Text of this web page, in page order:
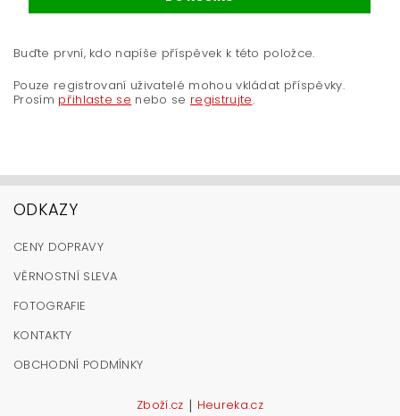
Buďte první, kdo napíše příspěvek k této položce.
Pouze registrovaní uživatelé mohou vkládat příspěvky.
Prosím přihlaste se nebo se registrujte.
ODKAZY
CENY DOPRAVY
VĚRNOSTNÍ SLEVA
FOTOGRAFIE
KONTAKTY
OBCHODNÍ PODMÍNKY
Zboží.cz | Heureka.cz